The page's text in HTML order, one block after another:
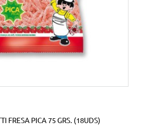
FRESA PICA 75 GRS. (18UDS)